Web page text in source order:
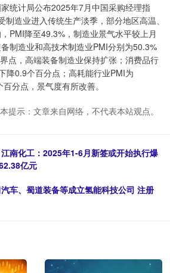
统计局公布2025年7月中国采购经理指
造业进入传统生产淡季，部分地区高温、
PMI降至49.3%，制造业景气水平较上月
制造业和高技术制造业PMI分别为50.3%
点，高端装备制造业保持扩张；消费品行
降0.9个百分点；高耗能行业PMI为
分点，景气度有所改善。
提示：文章来自网络，不代表本站观点。
南化工：2025年1-6月新签或开始执行爆
亿元
车、蜀道装备等成立氢能科技公司 注册